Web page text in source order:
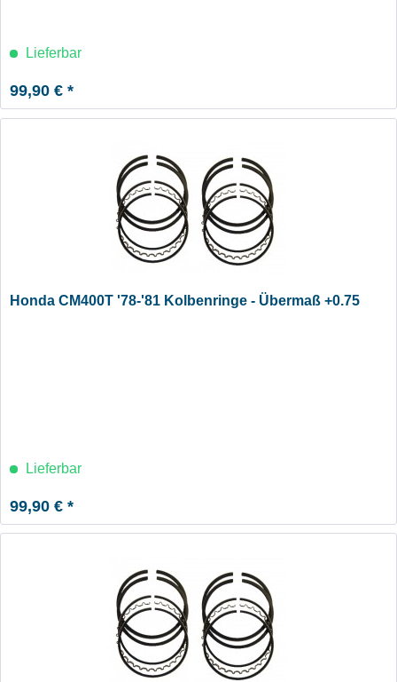
Lieferbar
99,90 € *
Honda CM400T '78-'81 Kolbenringe - Übermaß +0.75
Lieferbar
99,90 € *